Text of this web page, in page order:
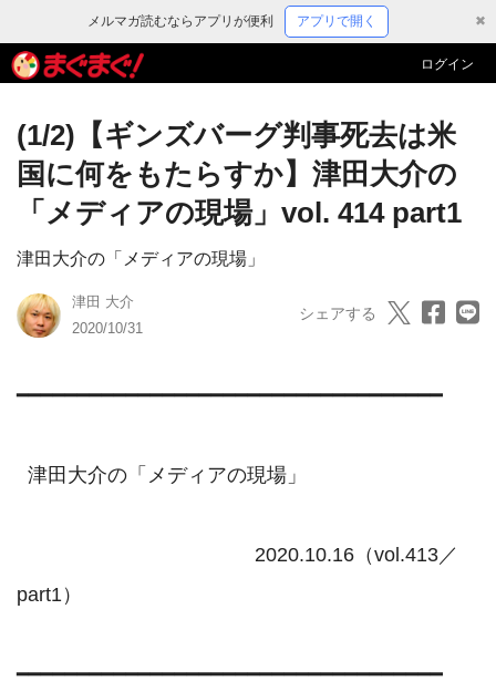
メルマガ読むならアプリが便利 アプリで開く ✖
ログイン
(1/2)【ギンズバーグ判事死去は米
国に何をもたらすか】津田大介の
「メディアの現場」vol. 414 part1
津田大介の「メディアの現場」
津田 大介
2020/10/31
シェアする
━━━━━━━━━━━━━━━━━━━━━━━━━━━━━━━━━━━
part1）
━━━━━━━━━━━━━━━━━━━━━━━━━━━━━━━━━━━